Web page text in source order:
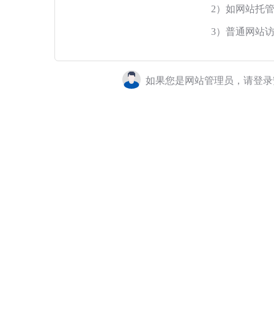
2）如网站托
3）普通网站
如果您是网站管理员，请登